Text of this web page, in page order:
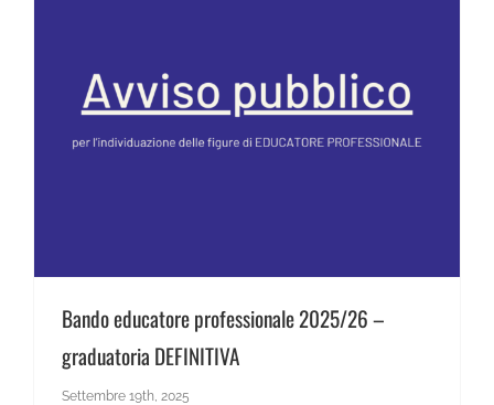
Bando educatore professionale 2025/26 –
graduatoria DEFINITIVA
Settembre 19th, 2025